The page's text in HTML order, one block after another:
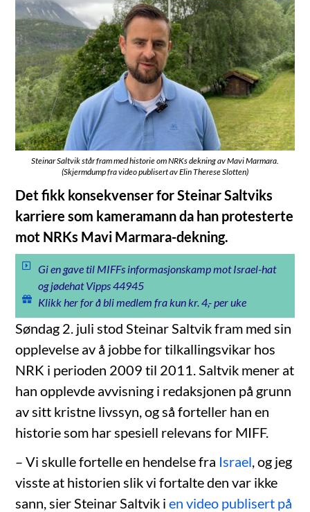
Steinar Saltvik står fram med historie om NRKs dekning av Mavi Marmara.
(Skjermdump fra video publisert av Elin Therese Slotten)
Det fikk konsekvenser for Steinar Saltviks
karriere som kameramann da han protesterte
mot NRKs Mavi Marmara-dekning.
Gi en gave til MIFFs informasjonskamp mot Israel-hat
og jødehat Vipps 44945
Klikk her for å bli medlem fra kun kr. 4,- per uke
Søndag 2. juli stod Steinar Saltvik fram med sin
opplevelse av å jobbe for tilkallingsvikar hos
NRK i perioden 2009 til 2011. Saltvik mener at
han opplevde avvisning i redaksjonen på grunn
av sitt kristne livssyn, og så forteller han en
historie som har spesiell relevans for MIFF.
– Vi skulle fortelle en hendelse fra Israel, og jeg
visste at historien slik vi fortalte den var ikke
sann, sier Steinar Saltvik ien video publisert på